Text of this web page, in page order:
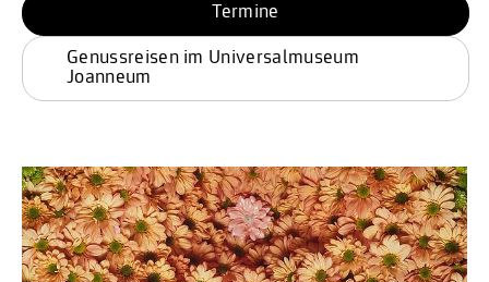
Termine
Genussreisen im Universalmuseum
Joanneum